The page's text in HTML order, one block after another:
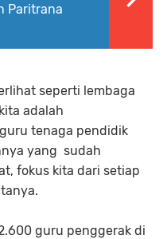
Paritrana
seperti lembaga
adalah
tenaga pendidik
yang sudah
fokus kita dari setiap
guru penggerak di